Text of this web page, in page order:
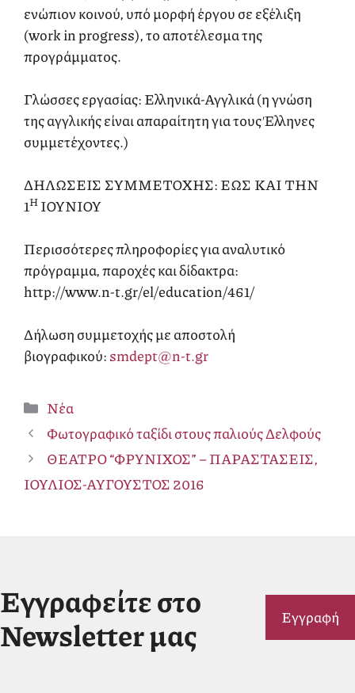
ενώπιον κοινού, υπό μορφή έργου σε εξέλιξη
(work in progress), το αποτέλεσμα της
προγράμματος.
Γλώσσες εργασίας: Ελληνικά-Αγγλικά (η γνώση
της αγγλικής είναι απαραίτητη για τους Έλληνες
συμμετέχοντες.)
ΔΗΛΩΣΕΙΣ ΣΥΜΜΕΤΟΧΗΣ: ΕΩΣ ΚΑΙ ΤΗΝ
1Η ΙΟΥΝΙΟΥ
Περισσότερες πληροφορίες για αναλυτικό
πρόγραμμα, παροχές και δίδακτρα:
http://www.n-t.gr/el/education/461/
Δήλωση συμμετοχής με αποστολή
βιογραφικού:smdept@n-t.gr
Κατηγορίες
Νέα
Φωτογραφικό ταξίδι στους παλιούς Δελφούς
ΘΕΑΤΡΟ “ΦΡΥΝΙΧΟΣ” – ΠΑΡΑΣΤΑΣΕΙΣ,
ΙΟΥΛΙΟΣ-ΑΥΓΟΥΣΤΟΣ 2016
Εγγραφείτε στο
Newsletter μας
Εγγραφή